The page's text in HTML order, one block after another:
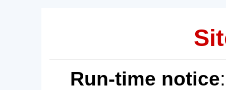
Run-time notice